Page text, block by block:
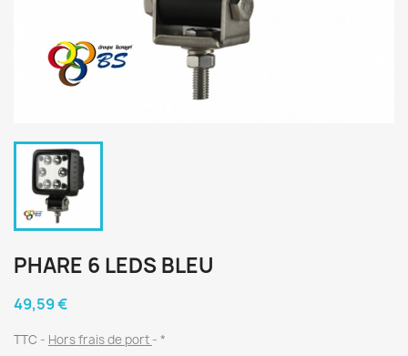
PHARE 6 LEDS BLEU
49,59 €
TTC Hors frais de port *